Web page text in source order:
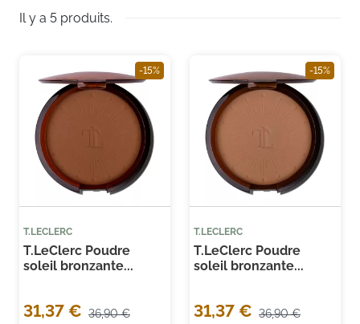
Il y a 5 produits.
-15%
T.LECLERC
T.LeClerc Poudre
soleil bronzante...
31,37 € 36,90 €
-15%
T.LECLERC
T.LeClerc Poudre
soleil bronzante...
31,37 € 36,90 €